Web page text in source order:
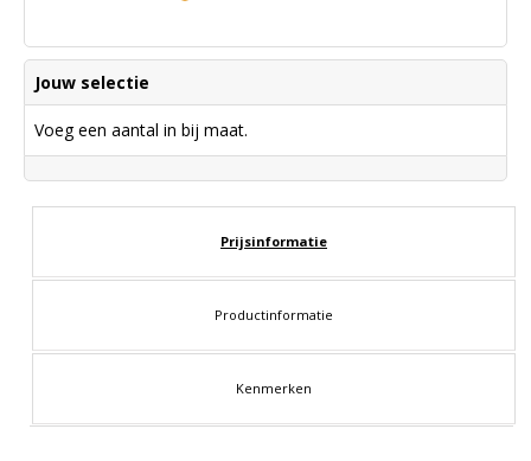
Jouw selectie
Voeg een aantal in bij maat.
Prijsinformatie
Productinformatie
Kenmerken